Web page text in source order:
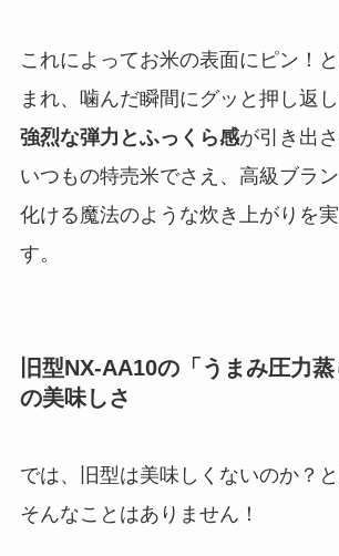
これによってお米の表面にピン！
まれ、噛んだ瞬間にグッと押し返
強烈な弾力とふっくら感が引き出
いつもの特売米でさえ、高級ブラ
化ける魔法のような炊き上がりを
す。
旧型NX-AA10の「うまみ圧力
の美味しさ
では、旧型は美味しくないのか？
そんなことはありません！